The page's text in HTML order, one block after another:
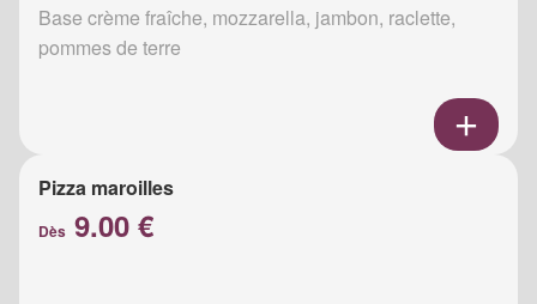
Base crème fraîche, mozzarella, jambon, raclette,
pommes de terre
Pizza maroilles
Dès 9.00 €